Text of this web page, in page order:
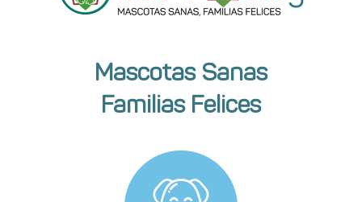
Mascotas Sanas
Familias Felices